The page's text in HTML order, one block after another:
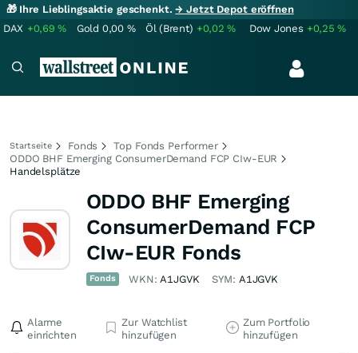
🎁 Ihre Lieblingsaktie geschenkt.→ Jetzt Depot eröffnen
DAX +0,69% Gold 0,00 % Öl (Brent) +0,02% Dow Jones +0,25%
Startseite Fonds
Top Fonds Performer
ODDO BHF Emerging ConsumerDemand FCP CIw-EUR
Handelsplätze
ODDO BHF Emerging
ConsumerDemand FCP
CIw-EUR Fonds
Fonds WKN:A1JGVK SYM: A1JGVK
Alarme
einrichten
Zur Watchlist
hinzufügen
Zum Portfolio
hinzufügen